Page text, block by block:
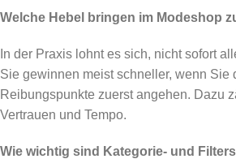
Welche Hebel bringen im Modeshop
In der Praxis lohnt es sich, nicht sofort
Sie gewinnen meist schneller, wenn Sie
Reibungspunkte zuerst angehen. Dazu
Vertrauen und Tempo.
Wie wichtig sind Kategorie- und